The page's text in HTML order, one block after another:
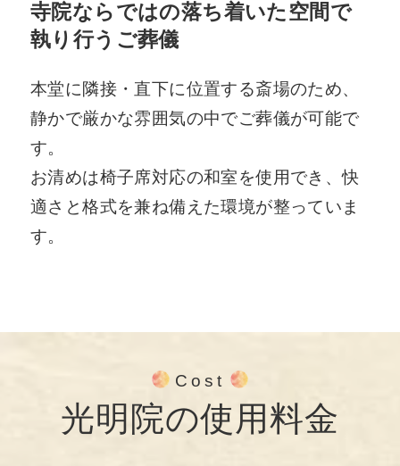
寺院ならではの落ち着いた空間で
執り行うご葬儀
本堂に隣接・直下に位置する斎場のため、
静かで厳かな雰囲気の中でご葬儀が可能で
す。
お清めは椅子席対応の和室を使用でき、快
適さと格式を兼ね備えた環境が整っていま
す。
Cost
光明院の使用料金